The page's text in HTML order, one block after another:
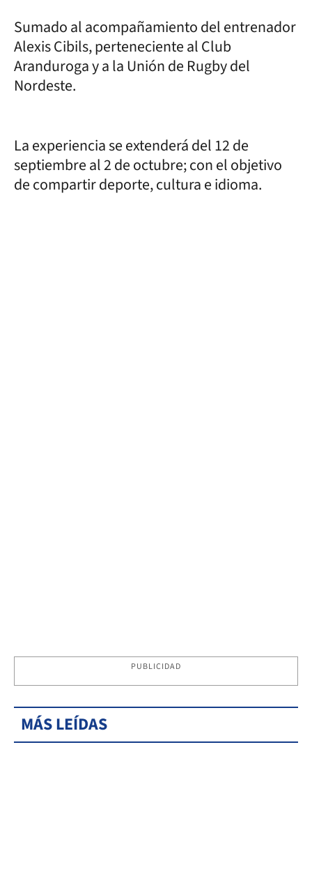
Sumado al acompañamiento del entrenador
Alexis Cibils, perteneciente al Club
Aranduroga y a la Unión de Rugby del
Nordeste.
La experiencia se extenderá del 12 de
septiembre al 2 de octubre; con el objetivo
de compartir deporte, cultura e idioma.
PUBLICIDAD
MÁS LEÍDAS